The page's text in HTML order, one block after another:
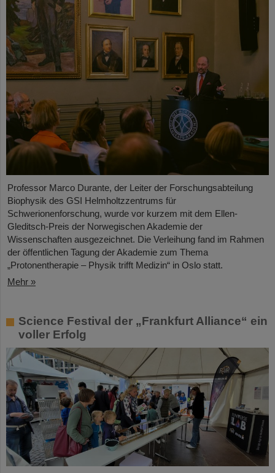
Professor Marco Durante, der Leiter der Forschungsabteilung
Biophysik des GSI Helmholtzzentrums für
Schwerionenforschung, wurde vor kurzem mit dem Ellen-
Gleditsch-Preis der Norwegischen Akademie der
Wissenschaften ausgezeichnet. Die Verleihung fand im Rahmen
der öffentlichen Tagung der Akademie zum Thema
„Protonentherapie – Physik trifft Medizin“ in Oslo statt.
Mehr »
Science Festival der „Frankfurt Alliance“ ein
voller Erfolg